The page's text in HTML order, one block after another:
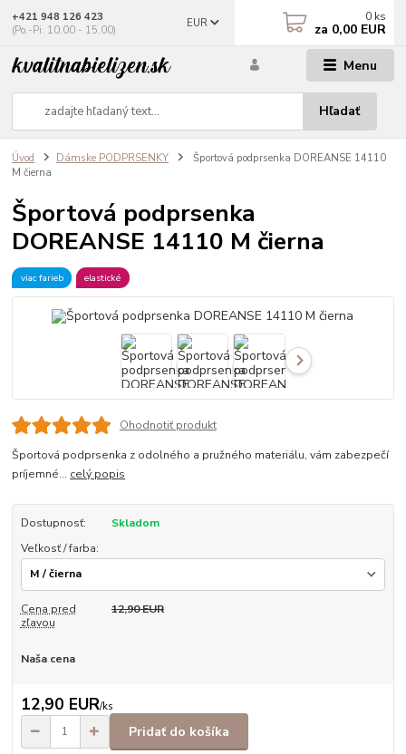
Menu
EUR
Hľadať
+421 948 126 423
(Po.-Pi. 10.00 - 15.00)
0 ks
za 0,00 EUR
Úvod Dámske PODPRSENKY
Športová podprsenka DOREANSE 14110
M čierna
Športová podprsenka
DOREANSE 14110 M čierna
viac farieb elastické
Ohodnotiť produkt
Športová podprsenka z odolného a pružného materiálu, vám zabezpečí
príjemné... celý popis
Dostupnosť:
Skladom
Veľkosť / farba:
Cena pred
zľavou
12,90 EUR
Naša cena
12,90 EUR/ks
Pridať do košíka